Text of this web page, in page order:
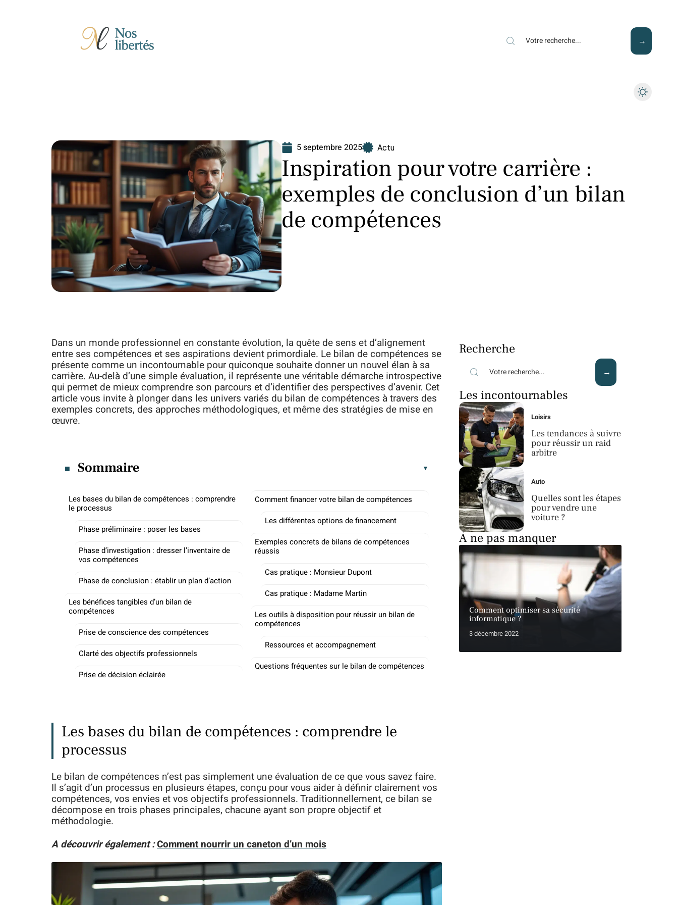
5 septembre 2025 Actu
Inspiration pour votre carrière :
exemples de conclusion d’un bilan
de compétences
Dans un monde professionnel en constante évolution, la quête de sens et d’alignement
entre ses compétences et ses aspirations devient primordiale. Le bilan de compétences se
présente comme un incontournable pour quiconque souhaite donner un nouvel élan à sa
carrière. Au-delà d’une simple évaluation, il représente une véritable démarche introspective
qui permet de mieux comprendre son parcours et d’identifier des perspectives d’avenir. Cet
article vous invite à plonger dans les univers variés du bilan de compétences à travers des
exemples concrets, des approches méthodologiques, et même des stratégies de mise en
œuvre.
Sommaire
Les bases du bilan de compétences : comprendre
le processus
Phase préliminaire : poser les bases
Phase d’investigation : dresser l’inventaire de
vos compétences
Phase de conclusion : établir un plan d’action
Les bénéfices tangibles d’un bilan de
compétences
Prise de conscience des compétences
Clarté des objectifs professionnels
Prise de décision éclairée
Comment financer votre bilan de compétences
Les différentes options de financement
Exemples concrets de bilans de compétences
réussis
Cas pratique : Monsieur Dupont
Cas pratique : Madame Martin
Les outils à disposition pour réussir un bilan de
compétences
Ressources et accompagnement
Questions fréquentes sur le bilan de compétences
Les bases du bilan de compétences : comprendre le
processus
Le bilan de compétences n’est pas simplement une évaluation de ce que vous savez faire.
Il s’agit d’un processus en plusieurs étapes, conçu pour vous aider à définir clairement vos
compétences, vos envies et vos objectifs professionnels. Traditionnellement, ce bilan se
décompose en trois phases principales, chacune ayant son propre objectif et
méthodologie.
A découvrir également :Comment nourrir un caneton d’un mois
Recherche
Les incontournables
Loisirs
Les tendances à suivre
pour réussir un raid
arbitre
Auto
Quelles sont les étapes
pour vendre une
voiture ?
À ne pas manquer
Comment optimiser sa sécurité
informatique ?
3 décembre 2022